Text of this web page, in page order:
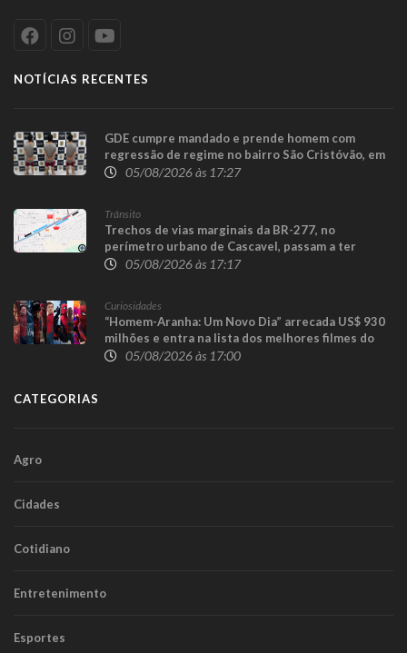
NOTÍCIAS RECENTES
GDE cumpre mandado e prende homem com
regressão de regime no bairro São Cristóvão, em
Cascavel
05/08/2026 às 17:27
Trânsito
Trechos de vias marginais da BR-277, no
perímetro urbano de Cascavel, passam a ter
sentido único para execução das obras da
05/08/2026 às 17:17
Curiosidades
“Homem-Aranha: Um Novo Dia” arrecada US$ 930
milhões e entra na lista dos melhores filmes do
herói05/08/2026 às 17:00
CATEGORIAS
Agro
Cidades
Cotidiano
Entretenimento
Esportes